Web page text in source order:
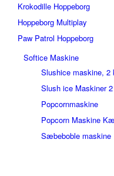
Krokodille Hoppeborg
Hoppeborg Multiplay
Paw Patrol Hoppeborg
Softice Maskine
Slushice maskine, 2
Slush ice Maskiner
Popcornmaskine
Popcorn Maskine
Sæbeboble maskine